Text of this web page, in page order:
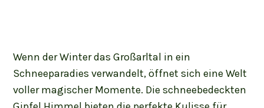
Wenn der Winter das Großarltal in ein
Schneeparadies verwandelt, öffnet sich eine Welt
voller magischer Momente. Die schneebedeckten